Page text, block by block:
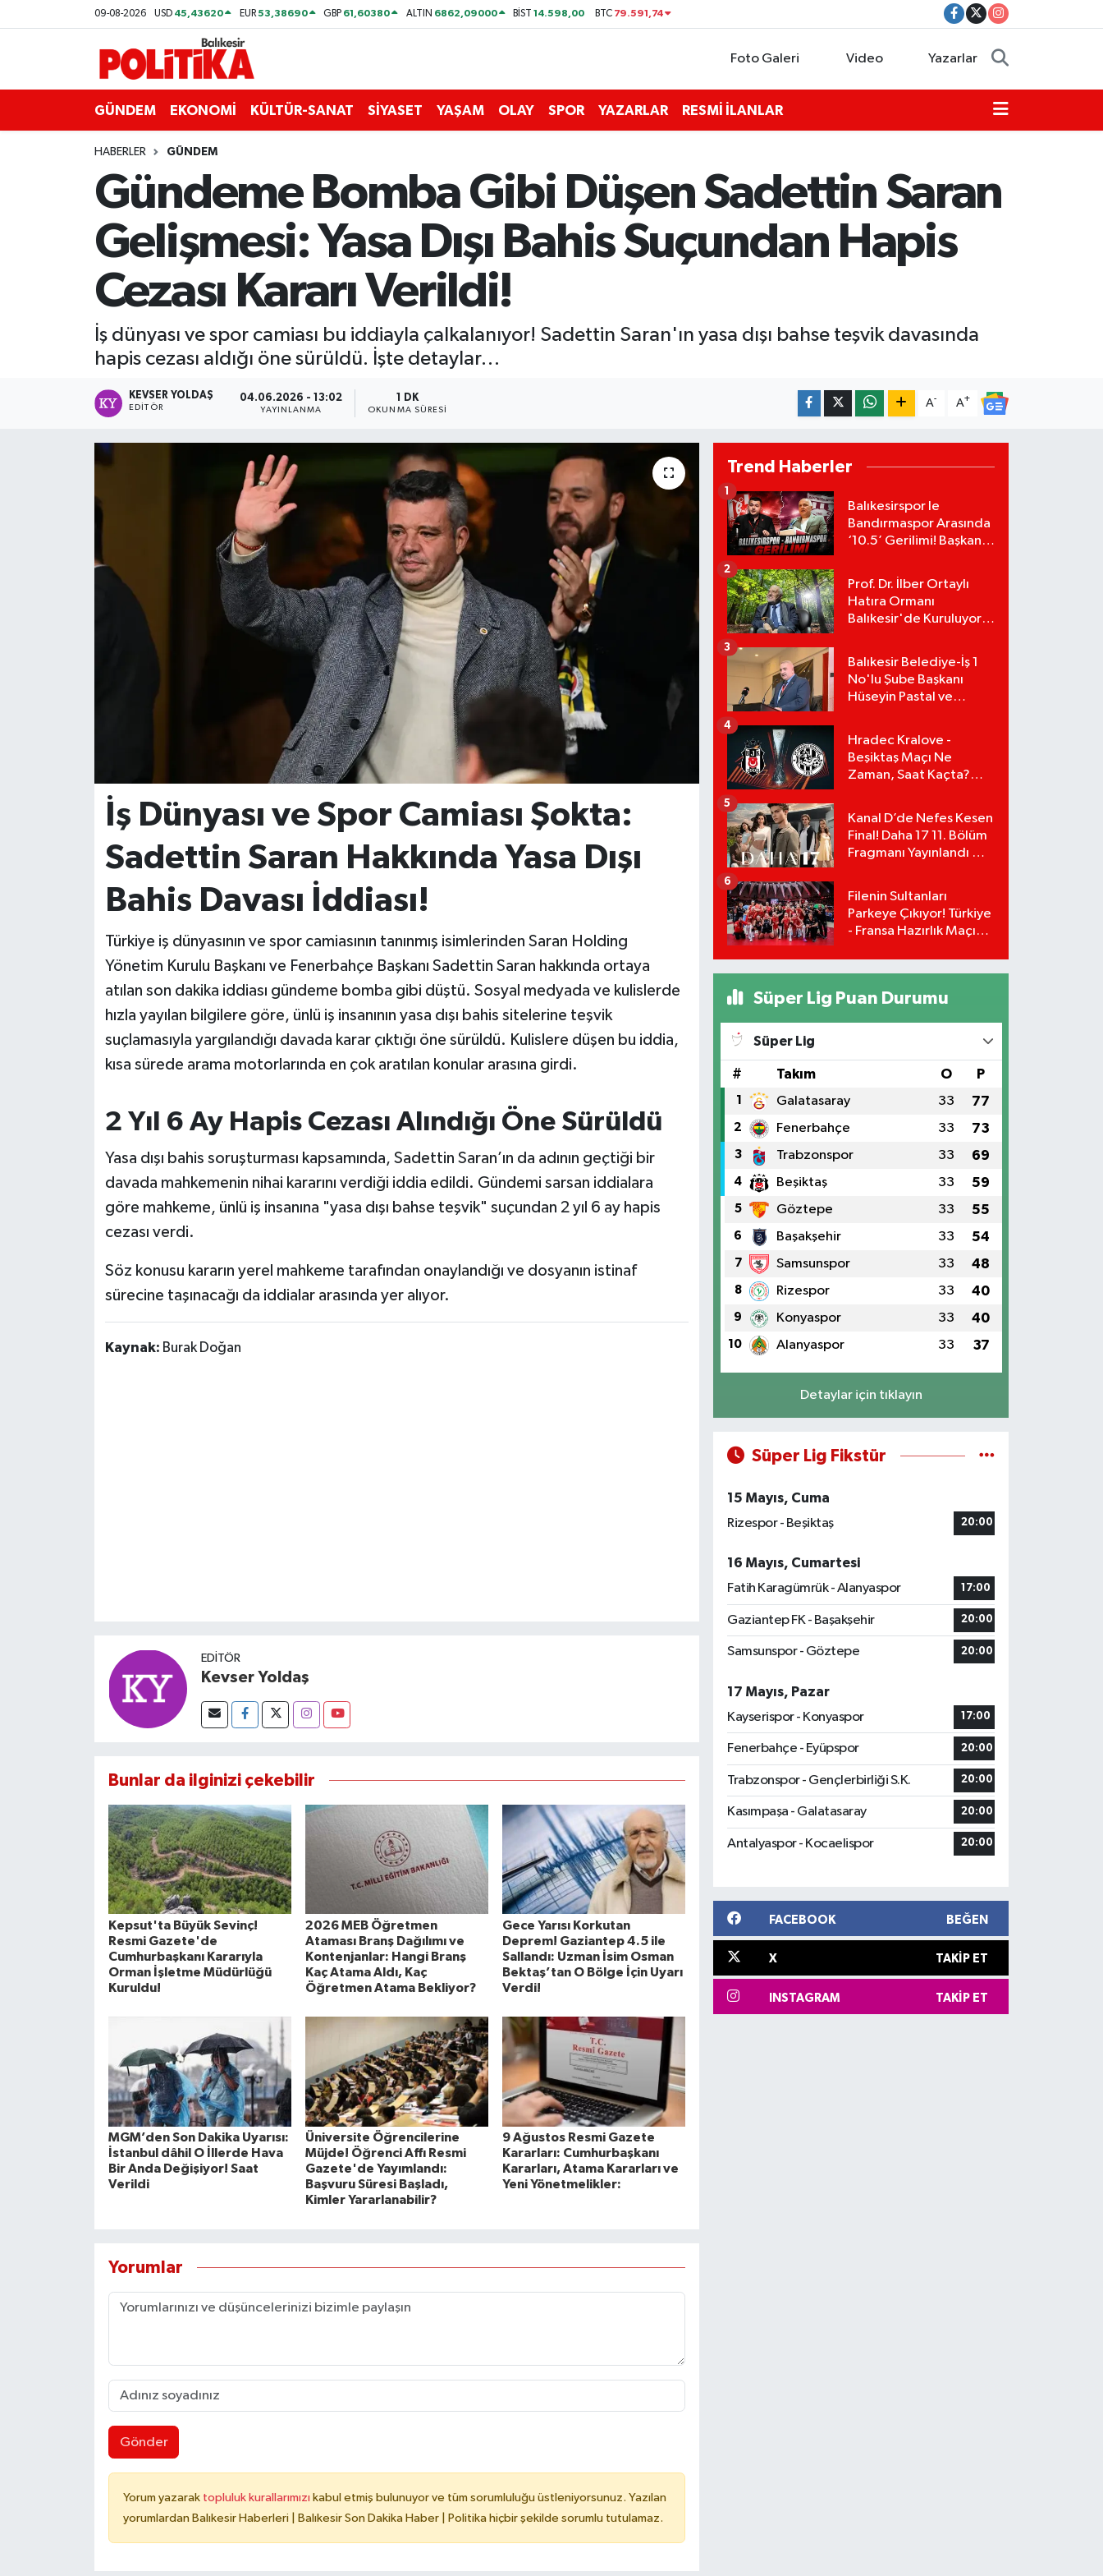
09-08-2026 USD 45,43620 EUR53,38690 GBP 61,60380 ALTIN 6862,09000 BİST14.598,00 BTC 79.591,74
Foto Galeri Video Yazarlar
GÜNDEM EKONOMİ KÜLTÜR-SANAT SİYASET YAŞAM OLAY SPOR YAZARLAR RESMİ İLANLAR
HABERLER GÜNDEM
Gündeme Bomba Gibi Düşen Sadettin Saran
Gelişmesi: Yasa Dışı Bahis Suçundan Hapis
Cezası Kararı Verildi!
İş dünyası ve spor camiası bu iddiayla çalkalanıyor! Sadettin Saran'ın yasa dışı bahse teşvik davasında
hapis cezası aldığı öne sürüldü. İşte detaylar…
KEVSER YOLDAŞ
EDITÖR
04.06.2026 - 13:02
YAYINLANMA
1 DK
OKUNMA SÜRESI
A- A+
İş Dünyası ve Spor Camiası Şokta:
Sadettin Saran Hakkında Yasa Dışı
Bahis Davası İddiası!
Türkiye iş dünyasının ve spor camiasının tanınmış isimlerinden Saran Holding
Yönetim Kurulu Başkanı ve Fenerbahçe Başkanı Sadettin Saran hakkında ortaya
atılan son dakika iddiası gündeme bomba gibi düştü. Sosyal medyada ve kulislerde
hızla yayılan bilgilere göre, ünlü iş insanının yasa dışı bahis sitelerine teşvik
suçlamasıyla yargılandığı davada karar çıktığı öne sürüldü. Kulislere düşen bu iddia,
kısa sürede arama motorlarında en çok aratılan konular arasına girdi.
2 Yıl 6 Ay Hapis Cezası Alındığı Öne Sürüldü
Yasa dışı bahis soruşturması kapsamında, Sadettin Saran’ın da adının geçtiği bir
davada mahkemenin nihai kararını verdiği iddia edildi. Gündemi sarsan iddialara
göre mahkeme, ünlü iş insanına "yasa dışı bahse teşvik" suçundan 2 yıl 6 ay hapis
cezası verdi.
Söz konusu kararın yerel mahkeme tarafından onaylandığı ve dosyanın istinaf
sürecine taşınacağı da iddialar arasında yer alıyor.
Kaynak: Burak Doğan
EDITÖR
Kevser Yoldaş
Bunlar da ilginizi çekebilir
Kepsut'ta Büyük Sevinç!
Resmi Gazete'de
Cumhurbaşkanı Kararıyla
Orman İşletme Müdürlüğü
Kuruldu!
2026 MEB Öğretmen
Ataması Branş Dağılımı ve
Kontenjanlar: Hangi Branş
Kaç Atama Aldı, Kaç
Öğretmen Atama Bekliyor?
Gece Yarısı Korkutan
Deprem! Gaziantep 4.5 ile
Sallandı: Uzman İsim Osman
Bektaş’tan O Bölge İçin Uyarı
Verdi!
MGM’den Son Dakika Uyarısı:
İstanbul dâhil O İllerde Hava
Bir Anda Değişiyor! Saat
Verildi
Üniversite Öğrencilerine
Müjde! Öğrenci Affı Resmi
Gazete'de Yayımlandı:
Başvuru Süresi Başladı,
Kimler Yararlanabilir?
9 Ağustos Resmi Gazete
Kararları: Cumhurbaşkanı
Kararları, Atama Kararları ve
Yeni Yönetmelikler:
Yorumlar
Gönder
Yorum yazarak topluluk kurallarımızı kabul etmiş bulunuyor ve tüm sorumluluğu üstleniyorsunuz. Yazılan
yorumlardan Balıkesir Haberleri | Balıkesir Son Dakika Haber | Politika hiçbir şekilde sorumlu tutulamaz.
Trend Haberler
Balıkesirspor le
Bandırmaspor Arasında
‘10.5’ Gerilimi! Başkan
Murat Karakoyun'a Sert
Tepki!
1
Prof. Dr. İlber Ortaylı
Hatıra Ormanı
Balıkesir'de Kuruluyor!
Bağışlarını Başlattı!
2
Balıkesir Belediye-İş 1
No'lu Şube Başkanı
Hüseyin Pastal ve
3
Hradec Kralove -
Beşiktaş Maçı Ne
Zaman, Saat Kaçta?
Detayları!
4
Kanal D’de Nefes Kesen
Final! Daha 17 11. Bölüm
Fragmanı Yayınlandı Mı?
5
Filenin Sultanları
Parkeye Çıkıyor! Türkiye
- Fransa Hazırlık Maçı
6
Süper Lig Puan Durumu
Süper Lig
# Takım O P
1 Galatasaray 33 77
2 Fenerbahçe 33 73
3 Trabzonspor 33 69
4 Beşiktaş 33 59
5 Göztepe 33 55
6 Başakşehir 33 54
7 Samsunspor 33 48
8 Rizespor 33 40
9 Konyaspor 33 40
10 Alanyaspor 33 37
Detaylar için tıklayın
Süper Lig Fikstür
15 Mayıs, Cuma
Rizespor - Beşiktaş
20:00
16 Mayıs, Cumartesi
Fatih Karagümrük - Alanyaspor
17:00
Gaziantep FK - Başakşehir 20:00
Samsunspor - Göztepe 20:00
17 Mayıs, Pazar
Kayserispor - Konyaspor
17:00
Fenerbahçe - Eyüpspor 20:00
Trabzonspor - Gençlerbirliği S.K. 20:00
Kasımpaşa - Galatasaray 20:00
Antalyaspor - Kocaelispor 20:00
FACEBOOK BEĞEN
X TAKIP ET
INSTAGRAM TAKIP ET
ASTROLOJİ
Bandırma
BİYOGRAFİLER
EKONOMİ
KENT GÜNDEMİ
KÜLTÜR-SANAT
OTOMOTİV
Resmi İlanlar
Savaştepe
SEYAHAT
VİZYONDAKİLER
Balıkesir Nöbetçi Eczaneler
Balıkesir Hava Durumu
Balıkesir Namaz Vakitleri
Balıkesir Trafik Yoğunluk Haritası
Süper Lig Puan Durumu ve Fikstür
Tüm Manşetler
Haber Arşivi